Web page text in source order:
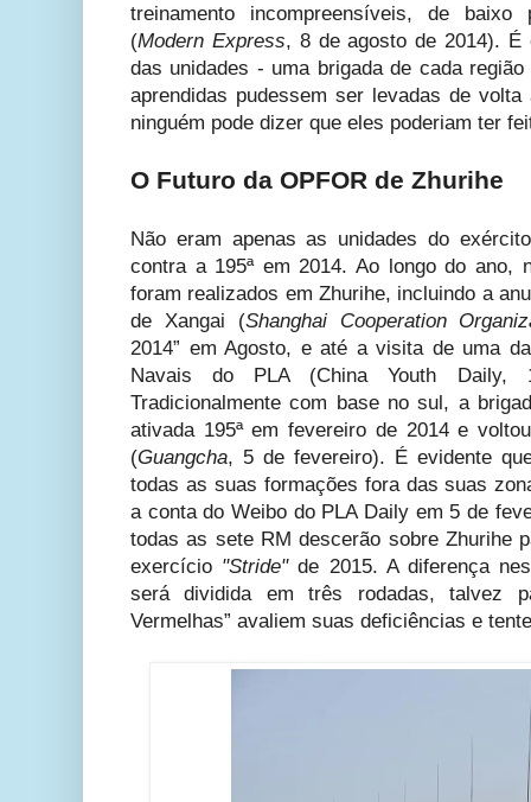
treinamento incompreensíveis, de
(Modern Express, 8 de agosto de 2014).
das unidades - uma brigada de cada
aprendidas pudessem ser levadas de
ninguém pode dizer que eles poderiam ter
O Futuro da OPFOR de Zhurihe
Não eram apenas as unidades do
contra a 195ª em 2014. Ao longo do ano,
foram realizados em Zhurihe, incluindo a
de Xangai (Shanghai Cooperation
2014” em Agosto, e até a visita de uma
Navais do PLA (China Youth Daily,
Tradicionalmente com base no sul, a
ativada 195ª em fevereiro de 2014 e
(Guangcha, 5 de fevereiro). É evidente
todas as suas formações fora das suas
a conta do Weibo do PLA Daily em 5 de
todas as sete RM descerão sobre Zhurihe
exercício "Stride"de 2015. A diferença
será dividida em três rodadas, talvez
Vermelhas” avaliem suas deficiências e